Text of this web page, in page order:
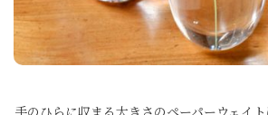
手のひらに収まる大きさのペーパーウェイ